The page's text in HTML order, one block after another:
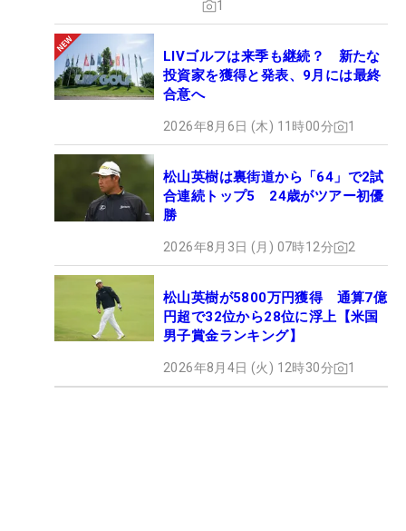
1
LIVゴルフは来季も継続？ 新たな
投資家を獲得と発表、9月には最終
合意へ
2026年8月6日 (木) 11時00分 1
松山英樹は裏街道から「64」で2試
合連続トップ5 24歳がツアー初優
勝
2026年8月3日 (月) 07時12分 2
松山英樹が5800万円獲得 通算7億
円超で32位から28位に浮上【米国
男子賞金ランキング】
2026年8月4日 (火) 12時30分 1